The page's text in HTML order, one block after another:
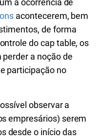
a ocorrência de
acontecerem, bem
de forma
do cap table, os
a noção de
participação no
observar a
empresários) serem
desde o início das